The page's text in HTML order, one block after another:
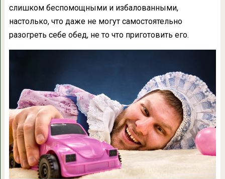
слишком беспомощными и избалованными,
настолько, что даже не могут самостоятельно
разогреть себе обед, не то что приготовить его.